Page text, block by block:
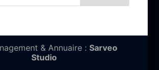
& Annuaire :Sarveo
Studio